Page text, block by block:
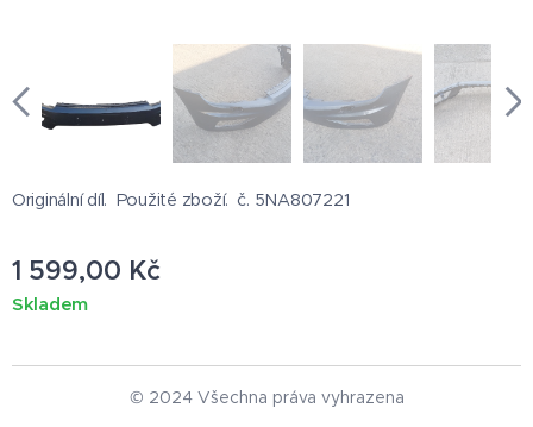
Originální díl. Použité zboží. č. 5NA807221
1 599,00 Kč
Skladem
© 2024 Všechna práva vyhrazena